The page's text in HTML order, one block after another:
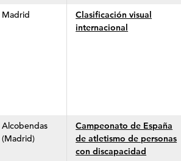
Madrid
Clasificación visual
internacional
Alcobendas
(Madrid)
Campeonato de España
de atletismo de personas
con discapacidad